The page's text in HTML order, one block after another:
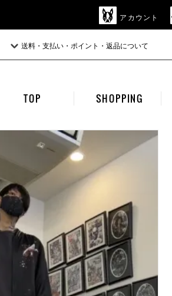
アカウント
送料・支払い・ポイント・返品について
TOP SHOPPING